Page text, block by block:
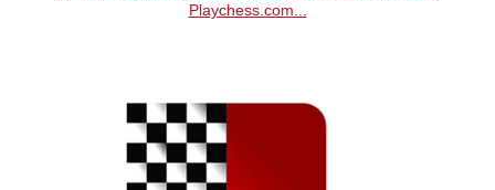
Playchess.com...